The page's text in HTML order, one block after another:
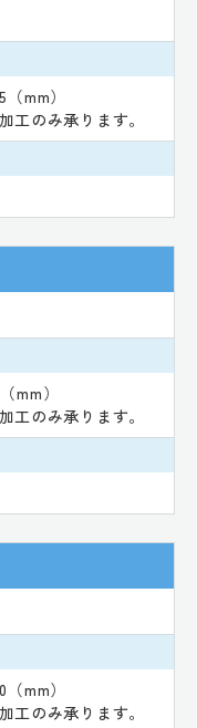
mm）
工のみ承ります。
mm）
工のみ承ります。
mm）
工のみ承ります。